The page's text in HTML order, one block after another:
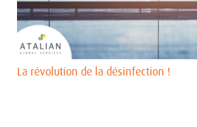
La révolution de la désinfection !